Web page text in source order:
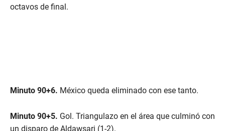
octavos de final.
Minuto 90+6. México queda eliminado con ese tanto.
Minuto 90+5. Gol. Triangulazo en el área que culminó con
un disparo de Aldawsari (1-2).